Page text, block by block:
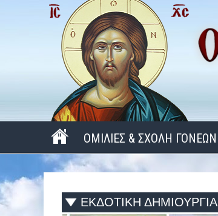
ΟΜΙΛΙΕΣ & ΣΧΟΛΗ ΓΟΝΕΩΝ
ΠΕΡΙΟΔΟΣ 2025 - 2026
ΠΕΡΙΟΔΟΣ 2024 - 2025
ΕΚΔΟΤΙΚΗ ΔΗΜΙΟΥΡΓΙΑ